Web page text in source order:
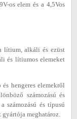
os elem és a 4,5Vos
lítium, alkáli és ezüst
és lítiumos elemeket
hengeres elemekről
számozású és
számozású és típusú
gyártója meghatároz.